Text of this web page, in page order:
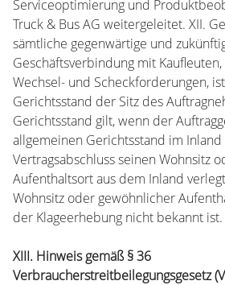
Serviceoptimierung und
Truck & Bus AG weitergeleitet. XII.
sämtliche gegenwärtige und
Geschäftsverbindung mit
Wechsel- und Scheckforderungen,
Gerichtsstand der Sitz des
Gerichtsstand gilt, wenn der
allgemeinen Gerichtsstand im Inland
Vertragsabschluss seinen Wohnsitz
Aufenthaltsort aus dem Inland
Wohnsitz oder gewöhnlicher
der Klageerhebung nicht bekannt ist.
XIII. Hinweis gemäß § 36
Verbraucherstreitbeilegungsgesetz